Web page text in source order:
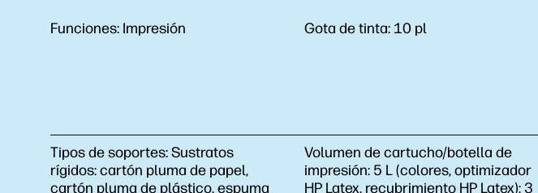
Funciones: Impresión Gota de tinta: 10 pl
Tipos de soportes:Sustratos
rígidos: cartón pluma de papel,
cartón pluma de plástico, espuma
Volumen de cartucho/botella de
impresión: 5 L (colores, optimizador
HP Latex, recubrimiento HP Latex); 3